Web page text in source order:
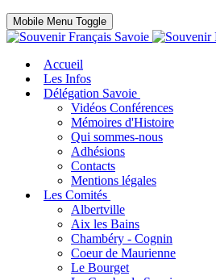
Mobile Menu Toggle
Accueil
Les Infos
Délégation Savoie
Vidéos Conférences
Mémoires d'Histoire
Qui sommes-nous
Adhésions
Contacts
Mentions légales
Les Comités
Albertville
Aix les Bains
Chambéry - Cognin
Coeur de Maurienne
Le Bourget